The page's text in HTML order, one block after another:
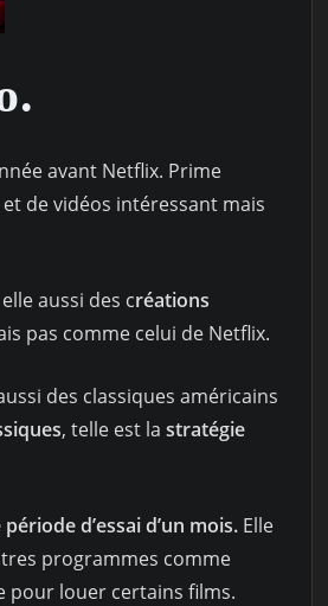
avant Netflix. Prime
de vidéos intéressant mais
aussi des créations
pas comme celui de Netflix.
des classiques américains
, telle est la stratégie
d’essai d’un mois. Elle
programmes comme
pour louer certains films.